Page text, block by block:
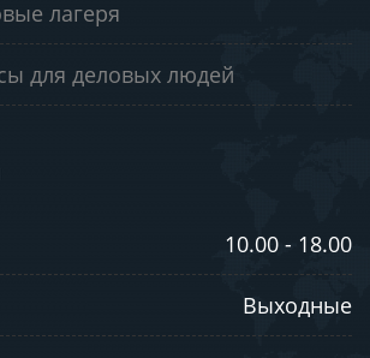
лагеря
для деловых людей
10.00 - 18.00
Выходные